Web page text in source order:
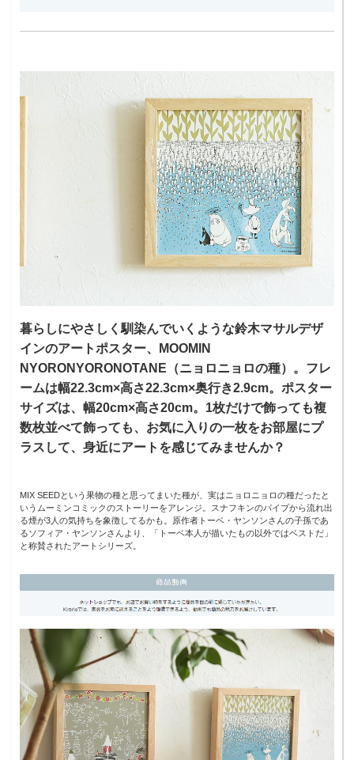
暮らしにやさしく馴染んでいくような鈴木マサルデザ
インのアートポスター、MOOMIN
NYORONYORONOTANE（ニョロニョロの種）。フレ
ームは幅22.3cm×高さ22.3cm×奥行き2.9cm。ポスター
サイズは、幅20cm×高さ20cm。1枚だけで飾っても複
数枚並べて飾っても、お気に入りの一枚をお部屋にプ
ラスして、身近にアートを感じてみませんか？
MIX SEEDという果物の種と思ってまいた種が、実はニョロニョロの種だったと
いうムーミンコミックのストーリーをアレンジ。スナフキンのパイプから流れ出
る煙が3人の気持ちを象徴してるかも。原作者トーベ・ヤンソンさんの子孫であ
るソフィア・ヤンソンさんより、「トーベ本人が描いたもの以外ではベストだ」
と称賛されたアートシリーズ。